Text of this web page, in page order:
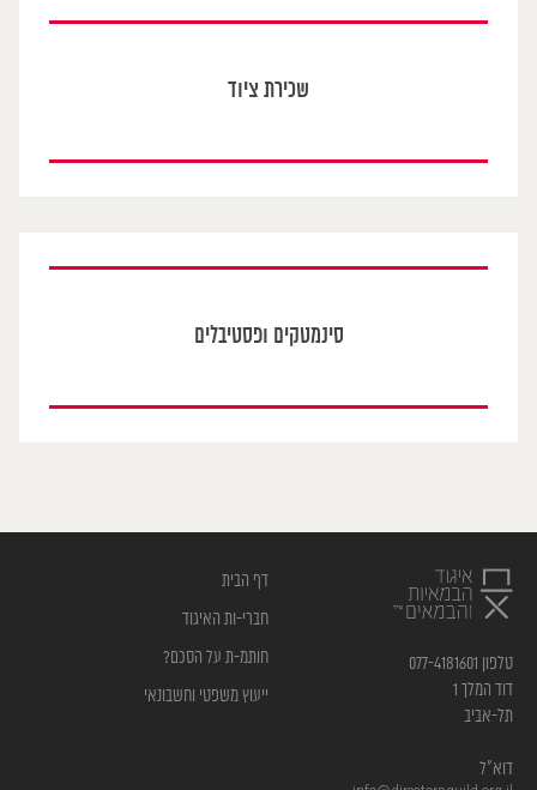
שכירת ציוד
סינמטקים ופסטיבלים
טלפון 077-4181601
דוד המלך 1
תל-אביב
דוא”ל
דף הבית
חברי-ות האיגוד
חותמ-ת על הסכם?
ייעוץ משפטי וחשבונאי